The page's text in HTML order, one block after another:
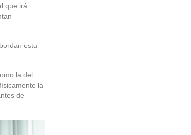
que irá
esta
la del
la
de